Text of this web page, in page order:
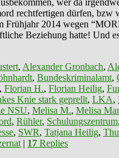
rechtfertigen dürfen, bzw
Frühjahr 2014 wegen
Beziehung hatte! Und
, Alexander Gronbach,
, Bundeskriminalamt,
, Florian H., Florian Heilig,
Knie stark geprellt, LKA,
NSU, Melisa M., Melisa
, Rühler, Schulungszentrum,
, SWR, Tatjana Heilig,
| 17 Replies